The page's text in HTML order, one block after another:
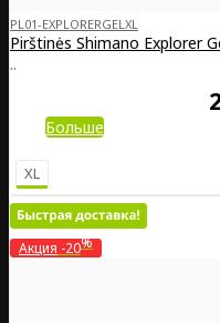
PL01-EXPLORERGELXL
Pirštinės Shimano Explorer
..
Больше
XL
Акция -20%